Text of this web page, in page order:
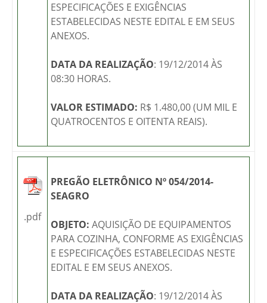
ESPECIFICAÇÕES E EXIGÊNCIAS
ESTABELECIDAS NESTE EDITAL E EM SEUS
ANEXOS.
DATA DA REALIZAÇÃO: 19/12/2014 ÀS
08:30 HORAS.
VALOR ESTIMADO: R$ 1.480,00 (UM MIL E
QUATROCENTOS E OITENTA REAIS).
.pdf
PREGÃO ELETRÔNICO Nº 054/2014-
SEAGRO
OBJETO: AQUISIÇÃO DE EQUIPAMENTOS
PARA COZINHA, CONFORME AS EXIGÊNCIAS
E ESPECIFICAÇÕES ESTABELECIDAS NESTE
EDITAL E EM SEUS ANEXOS.
DATA DA REALIZAÇÃO: 19/12/2014 ÀS